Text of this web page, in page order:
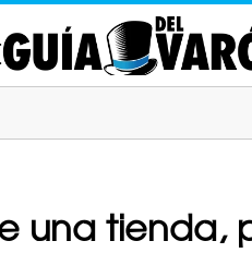
una tienda,